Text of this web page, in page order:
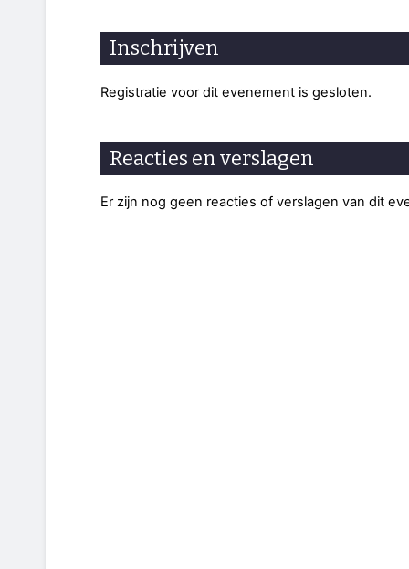
Inschrijven
Registratie voor dit evenement is gesloten.
Reacties en verslagen
Er zijn nog geen reacties of verslagen van dit